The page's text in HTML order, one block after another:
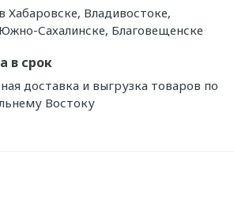
Хабаровске, Владивостоке,
Сахалинске, Благовещенске
в срок
доставка и выгрузка товаров по
Востоку